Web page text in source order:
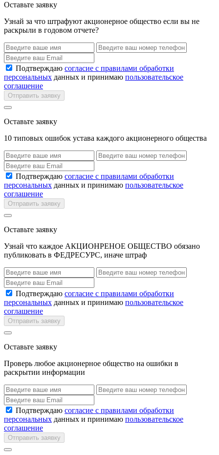
Оставьте заявку
Узнай за что штрафуют акционерное общество если вы не
раскрыли в годовом отчете?
Подтверждаю согласие с правилами обработки
персональных данных и принимаю пользовательское
соглашение
Отправить заявку
Оставьте заявку
10 типовых ошибок устава каждого акционерного общества
Подтверждаю согласие с правилами обработки
персональных данных и принимаю пользовательское
соглашение
Отправить заявку
Оставьте заявку
Узнай что каждое АКЦИОНРЕНОЕ ОБЩЕСТВО обязано
публиковать в ФЕДРЕСУРС, иначе штраф
Подтверждаю согласие с правилами обработки
персональных данных и принимаю пользовательское
соглашение
Отправить заявку
Оставьте заявку
Проверь любое акционерное общество на ошибки в
раскрытии информации
Подтверждаю согласие с правилами обработки
персональных данных и принимаю пользовательское
соглашение
Отправить заявку